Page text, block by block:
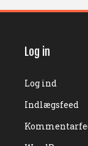
Log in
Log ind
Indlægsfeed